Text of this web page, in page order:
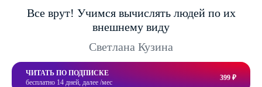
Все врут! Учимся вычислять людей по их
внешнему виду
Светлана Кузина
ЧИТАТЬ ПО ПОДПИСКЕ
бесплатно 14 дней, далее /мес
399 ₽